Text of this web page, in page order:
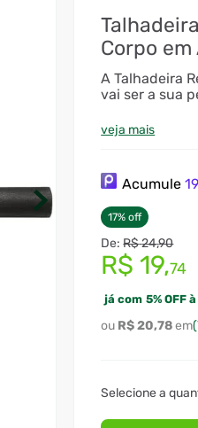
Corpo
A Talhadeira
vai ser a sua
construções
pintura
e durável com
confia!
veja mais
Acumule19
17% off
R$24,90
R$ 19,74
já com 5% OFF
R$20,78